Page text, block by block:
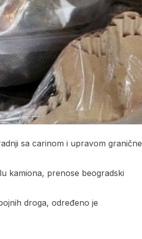
sa carinom i upravom granične
kamiona, prenose beogradski
droga, određeno je